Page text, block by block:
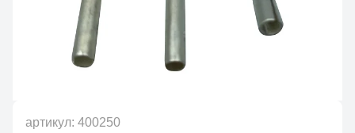
артикул: 400250